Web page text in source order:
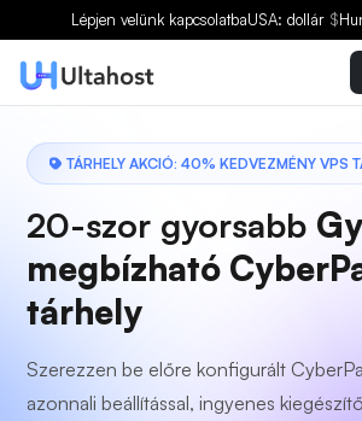
Lépjen velünk kapcsolatbaUSA: dollár $
TÁRHELY AKCIÓ: 40% KEDVEZMÉNY VPS
20-szor gyorsabb
megbízható
tárhely
Szerezzen be előre konfigurált
azonnali beállítással, ingyenes